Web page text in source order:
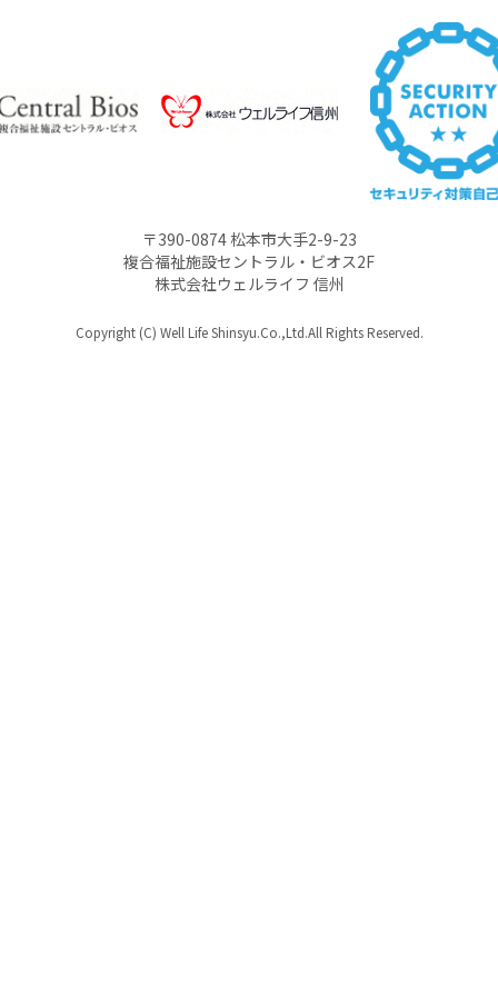
〒390-0874 松本市大手2-9-23
複合福祉施設セントラル・ビオス2F
株式会社ウェルライフ 信州
Copyright (C) Well Life Shinsyu.Co.,Ltd.All Rights Reserved.